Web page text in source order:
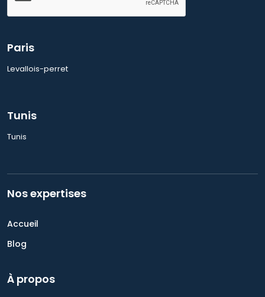
Paris
Levallois-perret
Tunis
Tunis
Nos expertises
Accueil
Blog
À propos